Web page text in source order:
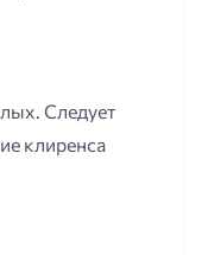
Следует
клиренса